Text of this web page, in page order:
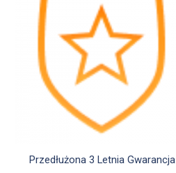
Szybki podgląd
Przedłużona 3 Letnia Gwarancja